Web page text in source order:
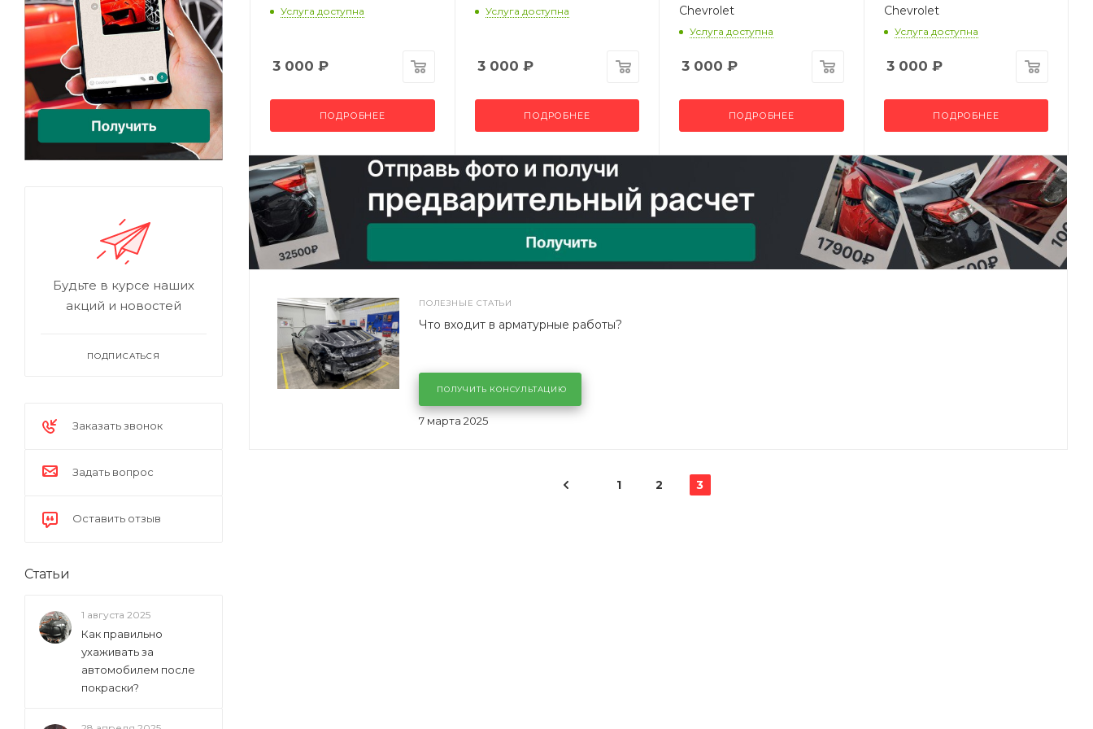
Услуга доступна
3 000 ₽
ПОДРОБНЕЕ
Услуга доступна
3 000 ₽
ПОДРОБНЕЕ
Chevrolet
Услуга доступна
3 000 ₽
ПОДРОБНЕЕ
Chevrolet
Услуга доступна
3 000 ₽
ПОДРОБНЕЕ
ПОЛЕЗНЫЕ СТАТЬИ
7 марта 2025
Что входит в арматурные работы?
ПОЛУЧИТЬ КОНСУЛЬТАЦИЮ
1 2 3
Будьте в курсе наших
акций и новостей
ПОДПИСАТЬСЯ
Заказать звонок
Задать вопрос
Оставить отзыв
Статьи
1 августа 2025
Как правильно
ухаживать за
автомобилем после
покраски?